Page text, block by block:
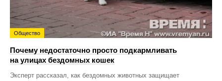
Общество
Почему недостаточно просто подкармливать
на улицах бездомных кошек
Эксперт рассказал, как бездомных животных защищает